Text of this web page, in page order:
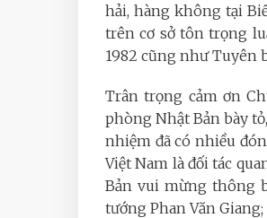
hải, hàng không tại
trên cơ sở tôn trọng
1982 cũng như Tuyên
Trân trọng cảm ơn
phòng Nhật Bản bày
nhiệm đã có nhiều
Việt Nam là đối tác
Bản vui mừng thông
tướng Phan Văn